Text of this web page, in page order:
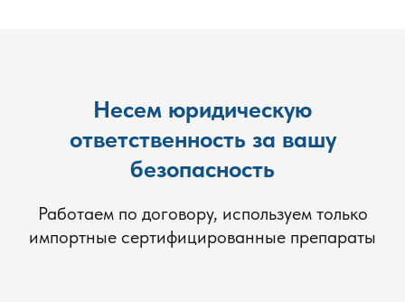
Часто используемые формы и средства
Гель для внутренних помещений.
Гранулы для почвы и растений на участке.
Порошок для труднодоступных мест.
Аэрозоли для быстрой локальной борьбы.
Борная кислота — как народное средство для
Несем юридическую
ответственность за вашу
безопасность
Работаем по договору, используем только
импортные сертифицированные препараты